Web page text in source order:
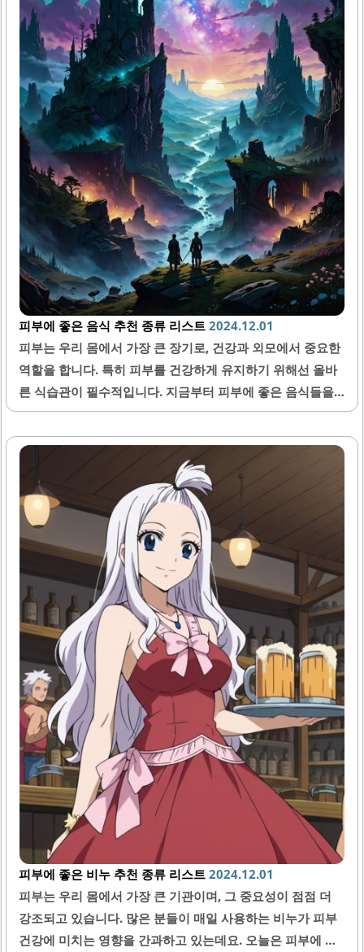
나면서 색깔이 변화하기도 합니다. 멍이 생기는 과정은 보통
1주일에서 2주일 정도 지속되며, 수분, 통증 등의 감정도..
피부에 좋은 음식 추천 종류 리스트 2024.12.01
피부는 우리 몸에서 가장 큰 장기로, 건강과 외모에서 중요한
역할을 합니다. 특히 피부를 건강하게 유지하기 위해선 올바
른 식습관이 필수적입니다. 지금부터 피부에 좋은 음식들을
알아보도록 하겠습니다. 이러한 음식들을 챙겨 먹으면 피부
컨디션을 개선하고, 건강한 피부를 유지하는 데 도움이 됩니
다. 신선한 과일들 과일은 피부 건강에 이로운 비타민과 항산
화 물질이 풍부합니다. 예를 들어, 블루베리, 딸기, 키위 같은
과일들은 비타민 C가 많이 포함되어 있어 피부의 콜라겐 생성
에 도움을 줍니다. 콜라겐은 피부의 탄력을 유지하는 데 중요
한 역할을 해서, 주름 예방에도 효과적입니다. 또한 과일에는
수분이 많아 자연적인 보습 효과도 있습니다. 특히 수분 보충
이 중요한 여름철에 이러한 과일들을 섭취하면 더욱 좋습니
다. 채소의 힘 채소는 피부 건강을 위해..
피부에 좋은 비누 추천 종류 리스트 2024.12.01
피부는 우리 몸에서 가장 큰 기관이며, 그 중요성이 점점 더
강조되고 있습니다. 많은 분들이 매일 사용하는 비누가 피부
건강에 미치는 영향을 간과하고 있는데요. 오늘은 피부에 좋